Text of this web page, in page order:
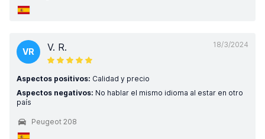
18/3/2024
VR V. R.
Aspectos positivos: Calidad y precio
Aspectos negativos: No hablar el mismo idioma al estar en otro
país
Peugeot 208